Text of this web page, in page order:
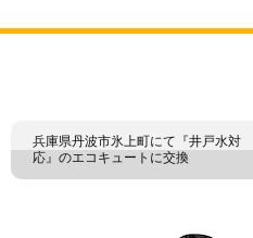
兵庫県丹波市氷上町にて『井戸水対
応』のエコキュートに交換